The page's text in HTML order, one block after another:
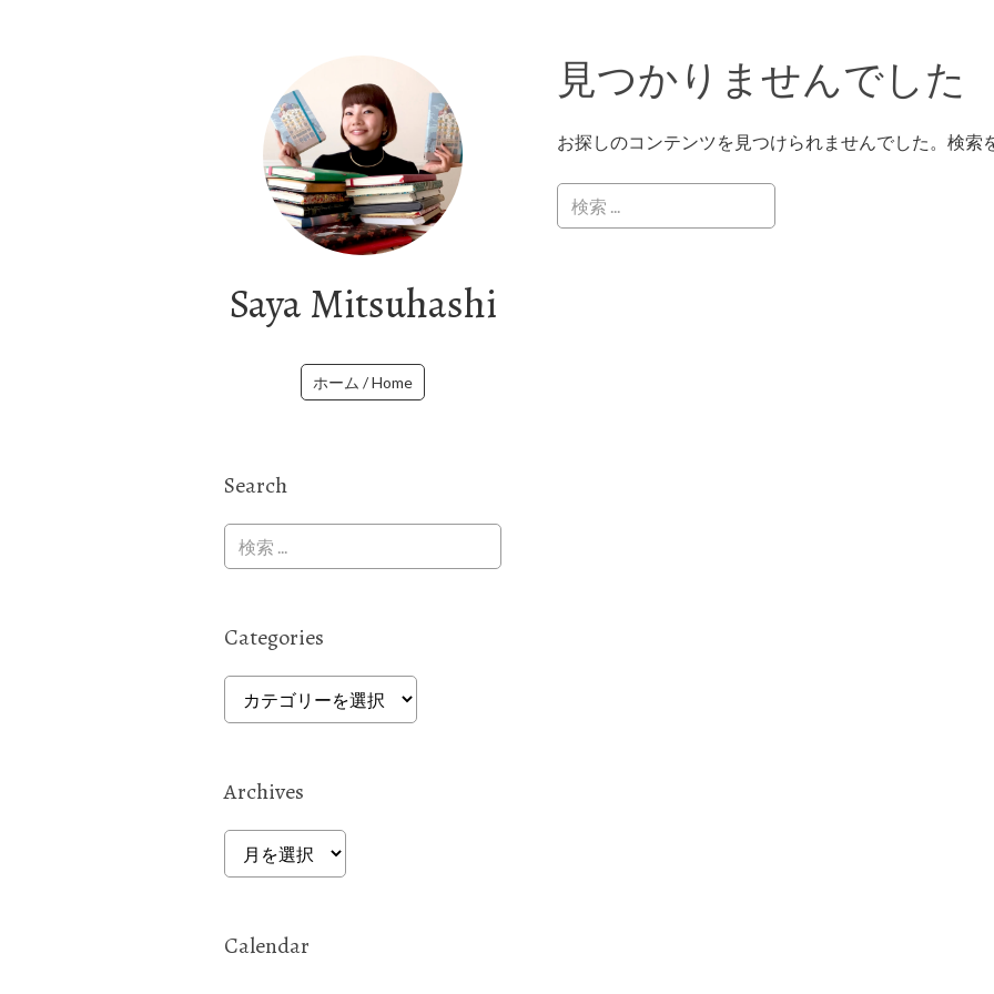
Saya Mitsuhashi
ホーム / Home
見つかりませんでした
お探しのコンテンツを見つけられませんでした。検索
Search
Categories
Categories
Archives
Archives
Calendar